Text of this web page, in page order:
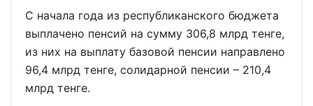
С начала года из республиканского бюджета
выплачено пенсий на сумму 306,8 млрд тенге,
из них на выплату базовой пенсии направлено
96,4 млрд тенге, солидарной пенсии – 210,4
млрд тенге.